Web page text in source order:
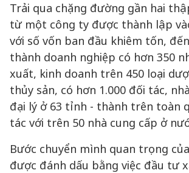
Trải qua chặng đường gần hai
từ một công ty được thành lập
với số vốn ban đầu khiêm tốn,
thành doanh nghiệp có hơn 350
xuất, kinh doanh trên 450 loại
thủy sản, có hơn 1.000 đối tác,
đại lý ở 63 tỉnh - thành trên toàn
tác với trên 50 nhà cung cấp ở
Bước chuyển mình quan trọng
được đánh dấu bằng việc đầu tư